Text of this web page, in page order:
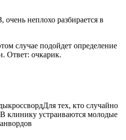
неплохо разбирается в
случае подойдет определение
Ответ: очкарик.
кроссвордДля тех, кто случайно
клинику устраиваются молодые